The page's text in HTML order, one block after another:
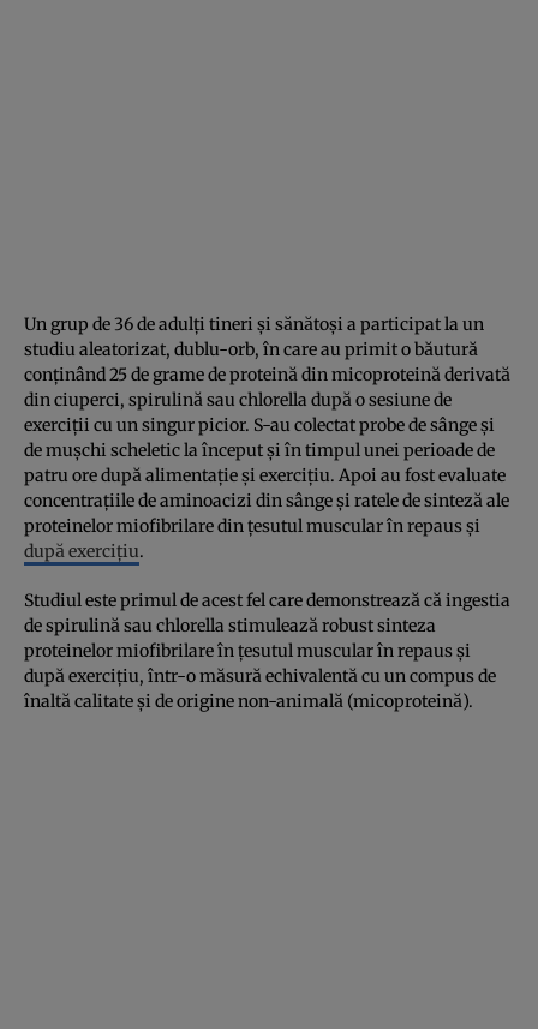
Un grup de 36 de adulți tineri și sănătoși a participat la un
studiu aleatorizat, dublu-orb, în care au primit o băutură
conținând 25 de grame de proteină din micoproteină derivată
din ciuperci, spirulină sau chlorella după o sesiune de
exerciții cu un singur picior. S-au colectat probe de sânge și
de mușchi scheletic la început și în timpul unei perioade de
patru ore după alimentație și exercițiu. Apoi au fost evaluate
concentrațiile de aminoacizi din sânge și ratele de sinteză ale
proteinelor miofibrilare din țesutul muscular în repaus și
după exercițiu.
Studiul este primul de acest fel care demonstrează că ingestia
de spirulină sau chlorella stimulează robust sinteza
proteinelor miofibrilare în țesutul muscular în repaus și
după exercițiu, într-o măsură echivalentă cu un compus de
înaltă calitate și de origine non-animală (micoproteină).